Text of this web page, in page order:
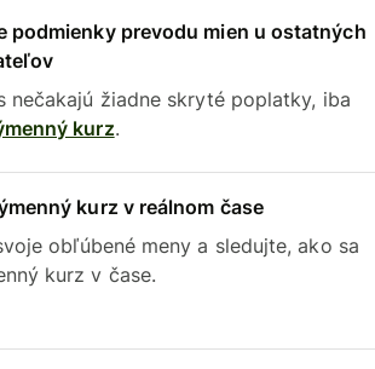
podmienky prevodu mien u ostatných
nečakajú žiadne skryté poplatky, iba
kurz.
kurz v reálnom čase
obľúbené meny a sledujte, ako sa
kurz v čase.